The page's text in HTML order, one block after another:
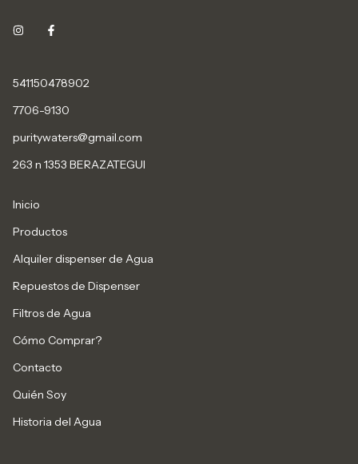
541150478902
7706-9130
puritywaters@gmail.com
263 n 1353 BERAZATEGUI
Inicio
Productos
Alquiler dispenser de Agua
Repuestos de Dispenser
Filtros de Agua
Cómo Comprar?
Contacto
Quién Soy
Historia del Agua